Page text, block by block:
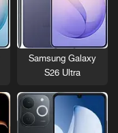
Samsung Galaxy
S26 Ultra